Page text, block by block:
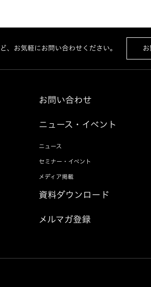
、お気軽にお問い合わせください。 お
お問い合わせ
ニュース・イベント
ニュース
セミナー・イベント
メディア掲載
資料ダウンロード
メルマガ登録